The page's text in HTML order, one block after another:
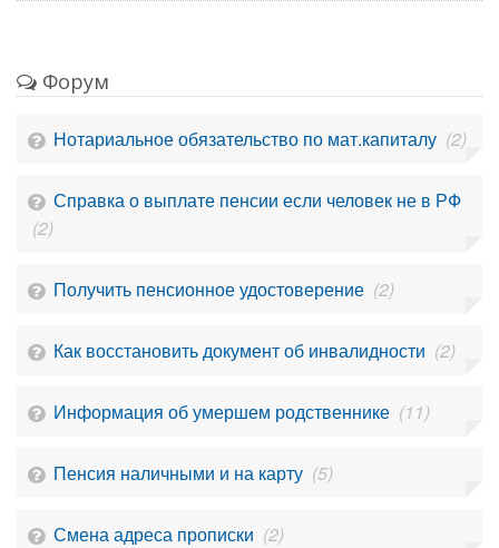
Форум
Нотариальное обязательство по мат.капиталу (2)
Справка о выплате пенсии если человек не в РФ
(2)
Получить пенсионное удостоверение (2)
Как восстановить документ об инвалидности (2)
Информация об умершем родственнике (11)
Пенсия наличными и на карту (5)
Смена адреса прописки (2)